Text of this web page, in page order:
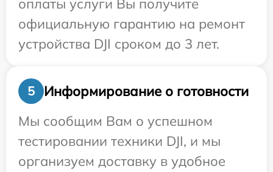
оплаты услуги Вы получите
официальную гарантию на ремонт
устройства DJI сроком до 3 лет.
5
Информирование о готовности
Мы сообщим Вам о успешном
тестировании техники DJI, и мы
организуем доставку в удобное